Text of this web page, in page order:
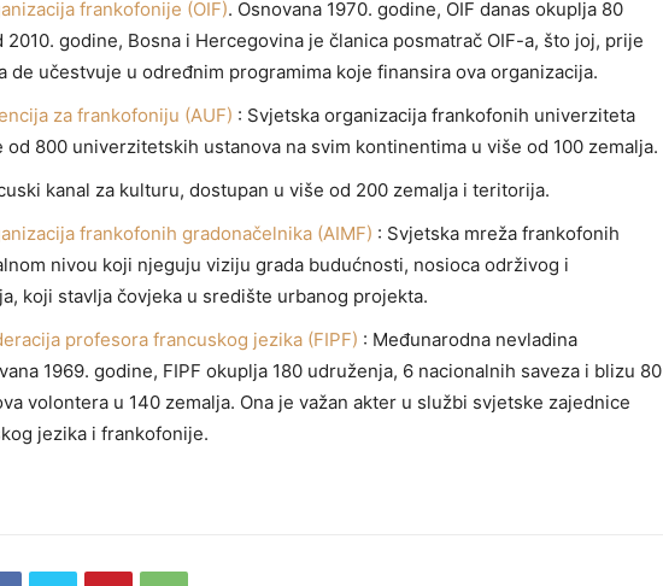
frankofonije (OIF). Osnovana 1970. godine, OIF danas okuplja 80
2010. godine, Bosna i Hercegovina je članica posmatrač OIF-a, što joj, prije
de učestvuje u određnim programima koje finansira ova organizacija.
za frankofoniju (AUF) : Svjetska organizacija frankofonih univerziteta
od 800 univerzitetskih ustanova na svim kontinentima u više od 100 zemalja.
kanal za kulturu, dostupan u više od 200 zemalja i teritorija.
frankofonih gradonačelnika (AIMF) : Svjetska mreža frankofonih
nivou koji njeguju viziju grada budućnosti, nosioca održivog i
koji stavlja čovjeka u središte urbanog projekta.
profesora francuskog jezika (FIPF) : Međunarodna nevladina
1969. godine, FIPF okuplja 180 udruženja, 6 nacionalnih saveza i blizu 80
volontera u 140 zemalja. Ona je važan akter u službi svjetske zajednice
jezika i frankofonije.